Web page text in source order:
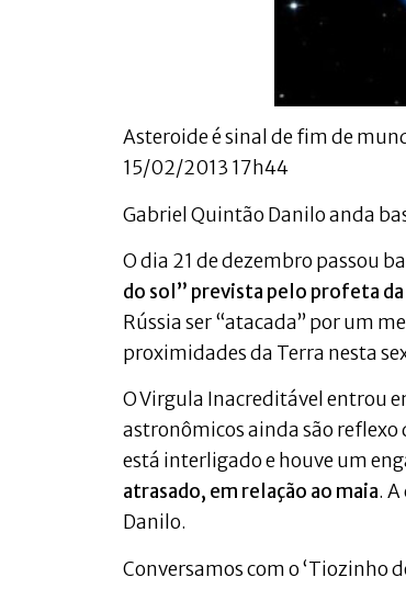
Asteroide é sinal de fim de
15/02/2013 17h44
Gabriel Quintão Danilo anda
O dia 21 de dezembro passou
do sol” prevista pelo profeta
Rússia ser “atacada” por um
proximidades da Terra nesta
O Virgula Inacreditável entrou
astronômicos ainda são reflexo
está interligado e houve um
atrasado, em relação ao maia.
Danilo.
Conversamos com o ‘Tiozinho